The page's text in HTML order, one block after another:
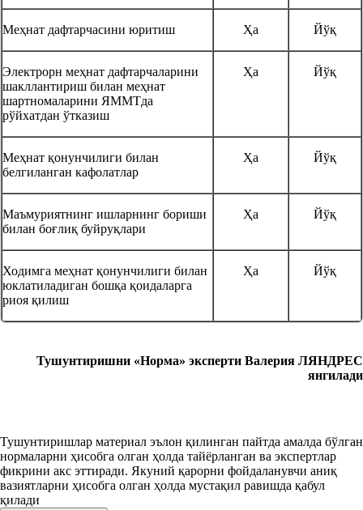
Меҳнат дафтарчасини юритиш Ҳа Йўқ
Электрорн меҳнат дафтарчаларини
шакллантириш билан меҳнат
шартномаларини ЯММТда
рўйхатдан ўтказиш
Ҳа Йўқ
Меҳнат қонунчилиги билан
белгиланган кафолатлар
Ҳа Йўқ
Маъмуриятнинг ишларнинг бориши
билан боғлиқ буйруқлари
Ҳа Йўқ
Ходимга меҳнат қонунчилиги билан
юклатиладиган бошқа қоидаларга
риоя қилиш
Ҳа Йўқ
Тушунтиришни «Норма» эксперти Валерия ЛЯНДРЕС
янгилади
Тушунтиришлар материал эълон қилинган пайтда амалда бўлган
нормаларни ҳисобга олган ҳолда тайёрланган ва экспертлар
фикрини акс эттиради. Якуний қарорни фойдаланувчи аниқ
вазиятларни ҳисобга олган ҳолда мустақил равишда қабул
қилади